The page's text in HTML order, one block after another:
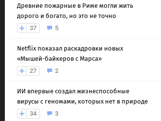
Древние пожарные в Риме могли жить
дорого и богато, но это не точно
37
5
Netflix показал раскадровки новых
«Мышей-байкеров с Марса»
27
2
ИИ впервые создал жизнеспособные
вирусы с геномами, которых нет в природе
34
3